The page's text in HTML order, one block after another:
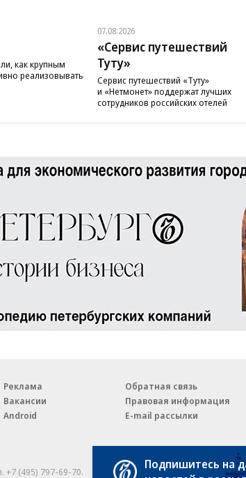
как крупным
реализовывать
07.08.2026
«Сервис путешествий
Туту»
Сервис путешествий «Туту»
и «Нетмонет» поддержат лучших
сотрудников российских отелей
Реклама
Вакансии
Android
Обратная связь
Правовая информация
E-mail рассылки
+7 (495) 797-69-70. Партнерские проекты/
Подпишитесь на